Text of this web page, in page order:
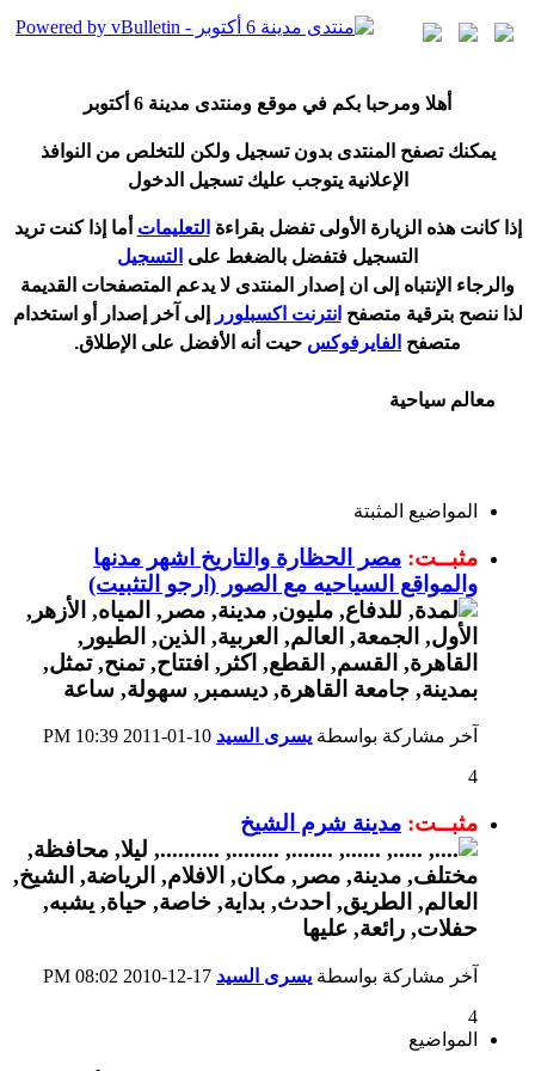
هلا ومرحبا بكم في موقع ومنتدى مدينة 6 أكتوبر
يمكنك تصفح المنتدى بدون تسجيل ولكن للتخلص من النوافذ
الإعلانية يتوجب عليك تسجيل الدخول
إذا كانت هذه الزيارة الأولى تفضل بقراءة التعليمات ما إذا كنت تريد
التسجيل فتفضل بالضغط على التسجيل
والرجاء الإنتباه إلى ان إصدار المنتدى لا يدعم المتصفحات القديمة
لذا ننصح بترقية متصفح انترنت اكسبلورر إلى آخر إصدار أو استخدام
متصفح الفايرفوكس حيت نه الأفضل على الإطلاق.
معالم سياحية
المواضيع المثبتة
مثبــت: مصر الحظارة والتاريخ اشهر مدنها
والمواقع السياحيه مع الصور (ارجو التثبيت)
آخر مشاركة بواسطة يسرى السيد
10:39 PM
4
مثبــت: مدينة شرم الشيخ
آخر مشاركة بواسطة يسرى السيد
08:02 PM
4
المواضيع